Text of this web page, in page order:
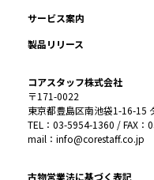
サービス案内
製品リリース
コアスタッフ株式会社
〒171-0022
東京都豊島区南池袋1-16-15
TEL：03-5954-1360 / FAX：
mail：info@corestaff.co.jp
古物営業法に基づく表記